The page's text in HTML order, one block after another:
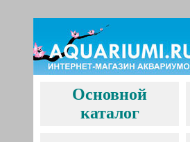
Основной
каталог